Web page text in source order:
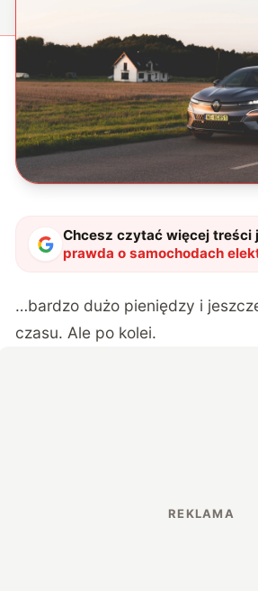
Chcesz czytać więcej treści
prawda o samochodach
przejechaniu 5000 km mam
…bardzo dużo pieniędzy i
czasu. Ale po kolei.